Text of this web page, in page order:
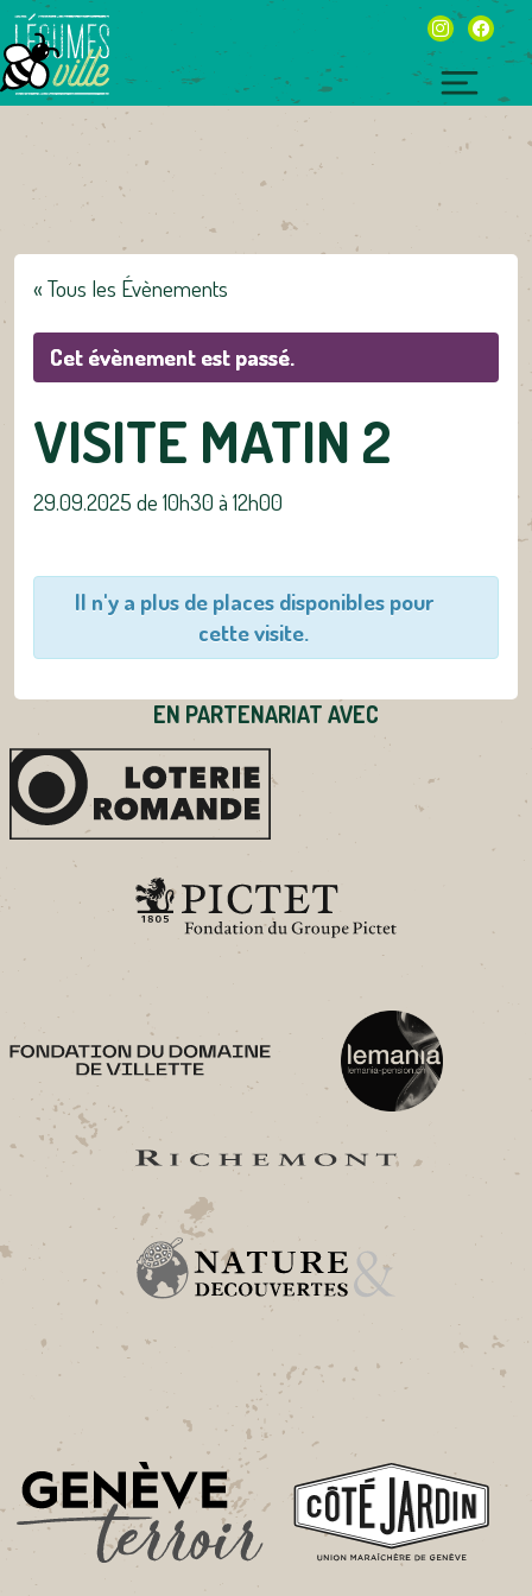
Skip
to
content
instagram
« Tous les Évènements
Cet évènement est passé.
VISITE MATIN 2
29.09.2025 de 10h30 à 12h00
Il n'y a plus de places disponibles pour
cette visite.
EN PARTENARIAT AVEC